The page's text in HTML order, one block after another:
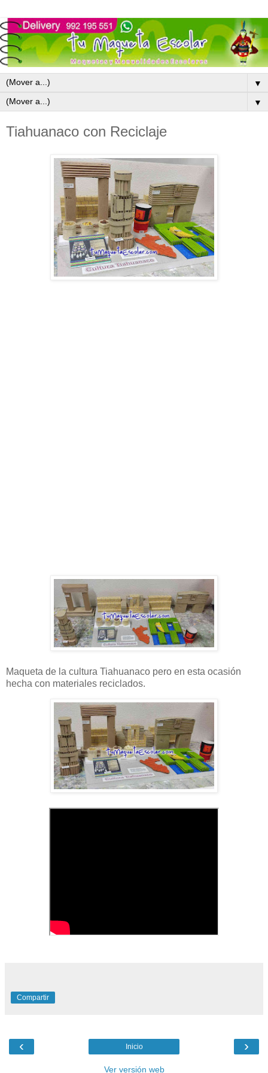
▼
▼
Tiahuanaco con Reciclaje
Maqueta de la cultura Tiahuanaco pero en esta ocasión
hecha con materiales reciclados.
Compartir
‹ ›
Inicio
Ver versión web